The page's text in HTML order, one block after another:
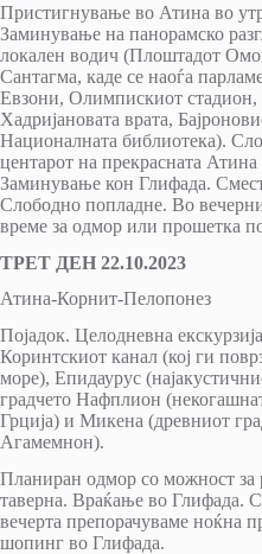
Пристигнување во Атина во
Заминување на панорамско
локален водич (Плоштадот
Сантагма, каде се наоѓа
Евзони, Олимпискиот стадион,
Хадријановата врата,
Националната библиотека).
центарот на прекрасната
Заминување кон Глифада.
Слободно попладне. Во
време за одмор или прошетка
ТРЕТ ДЕН 22.10.2023
Атина-Корнит-Пелопонез
Појадок. Целодневна
Коринтскиот канал (кој ги
море), Епидаурус
градчето Нафплион
Грција) и Микена (древниот
Агамемнон).
Планиран одмор со можност за
таверна. Враќање во Глифада.
вечерта препорачуваме ноќна
шопинг во Глифада.